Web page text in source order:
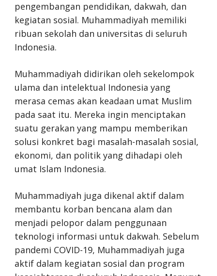
pengembangan pendidikan, dakwah, dan
kegiatan sosial. Muhammadiyah memiliki
ribuan sekolah dan universitas di seluruh
Indonesia.
Muhammadiyah didirikan oleh sekelompok
ulama dan intelektual Indonesia yang
merasa cemas akan keadaan umat Muslim
pada saat itu. Mereka ingin menciptakan
suatu gerakan yang mampu memberikan
solusi konkret bagi masalah-masalah sosial,
ekonomi, dan politik yang dihadapi oleh
umat Islam Indonesia.
Muhammadiyah juga dikenal aktif dalam
membantu korban bencana alam dan
menjadi pelopor dalam penggunaan
teknologi informasi untuk dakwah. Sebelum
pandemi COVID-19, Muhammadiyah juga
aktif dalam kegiatan sosial dan program